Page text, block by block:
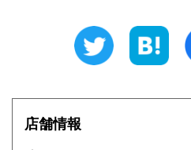
385円
385円
385円
大阪府
店舗情報